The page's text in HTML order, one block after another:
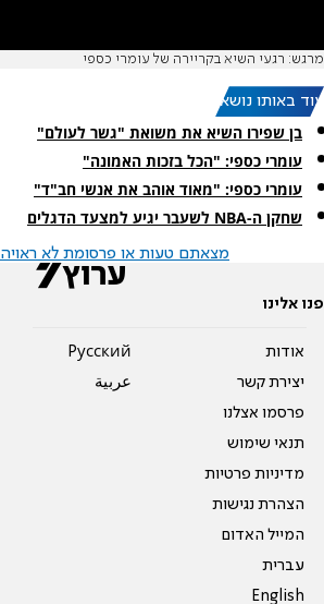
מרגש: רגעי השיא בקריירה של עומרי כספי
עוד באותו נושא:
בן שפירו השיא את משואת "גשר לעולם"
עומרי כספי: "הכל בזכות האמונה"
עומרי כספי: "מאוד אוהב את אנשי חב"ד"
שחקן ה-NBA לשעבר יגיע למצעד הדגלים
מצאתם טעות או פרסומת לא ראויה?
פנו אלינו
אודות
יצירת קשר
פרסמו אצלנו
תנאי שימוש
מדיניות פרטיות
הצהרת נגישות
המייל האדום
עברית
English
Pусский
عربية